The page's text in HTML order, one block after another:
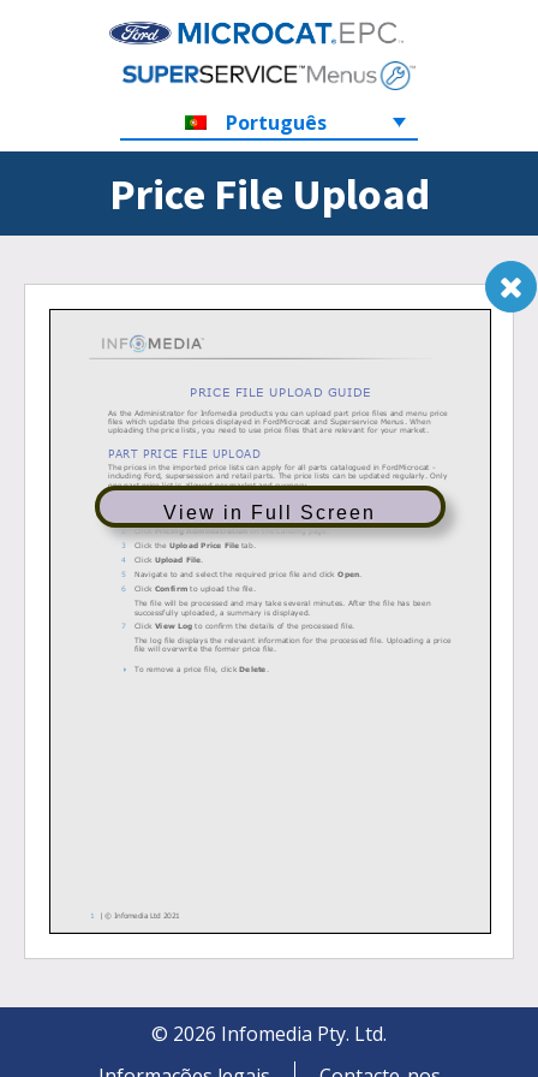
Português
Price File Upload
View in Full Screen
© 2026 Infomedia Pty. Ltd.